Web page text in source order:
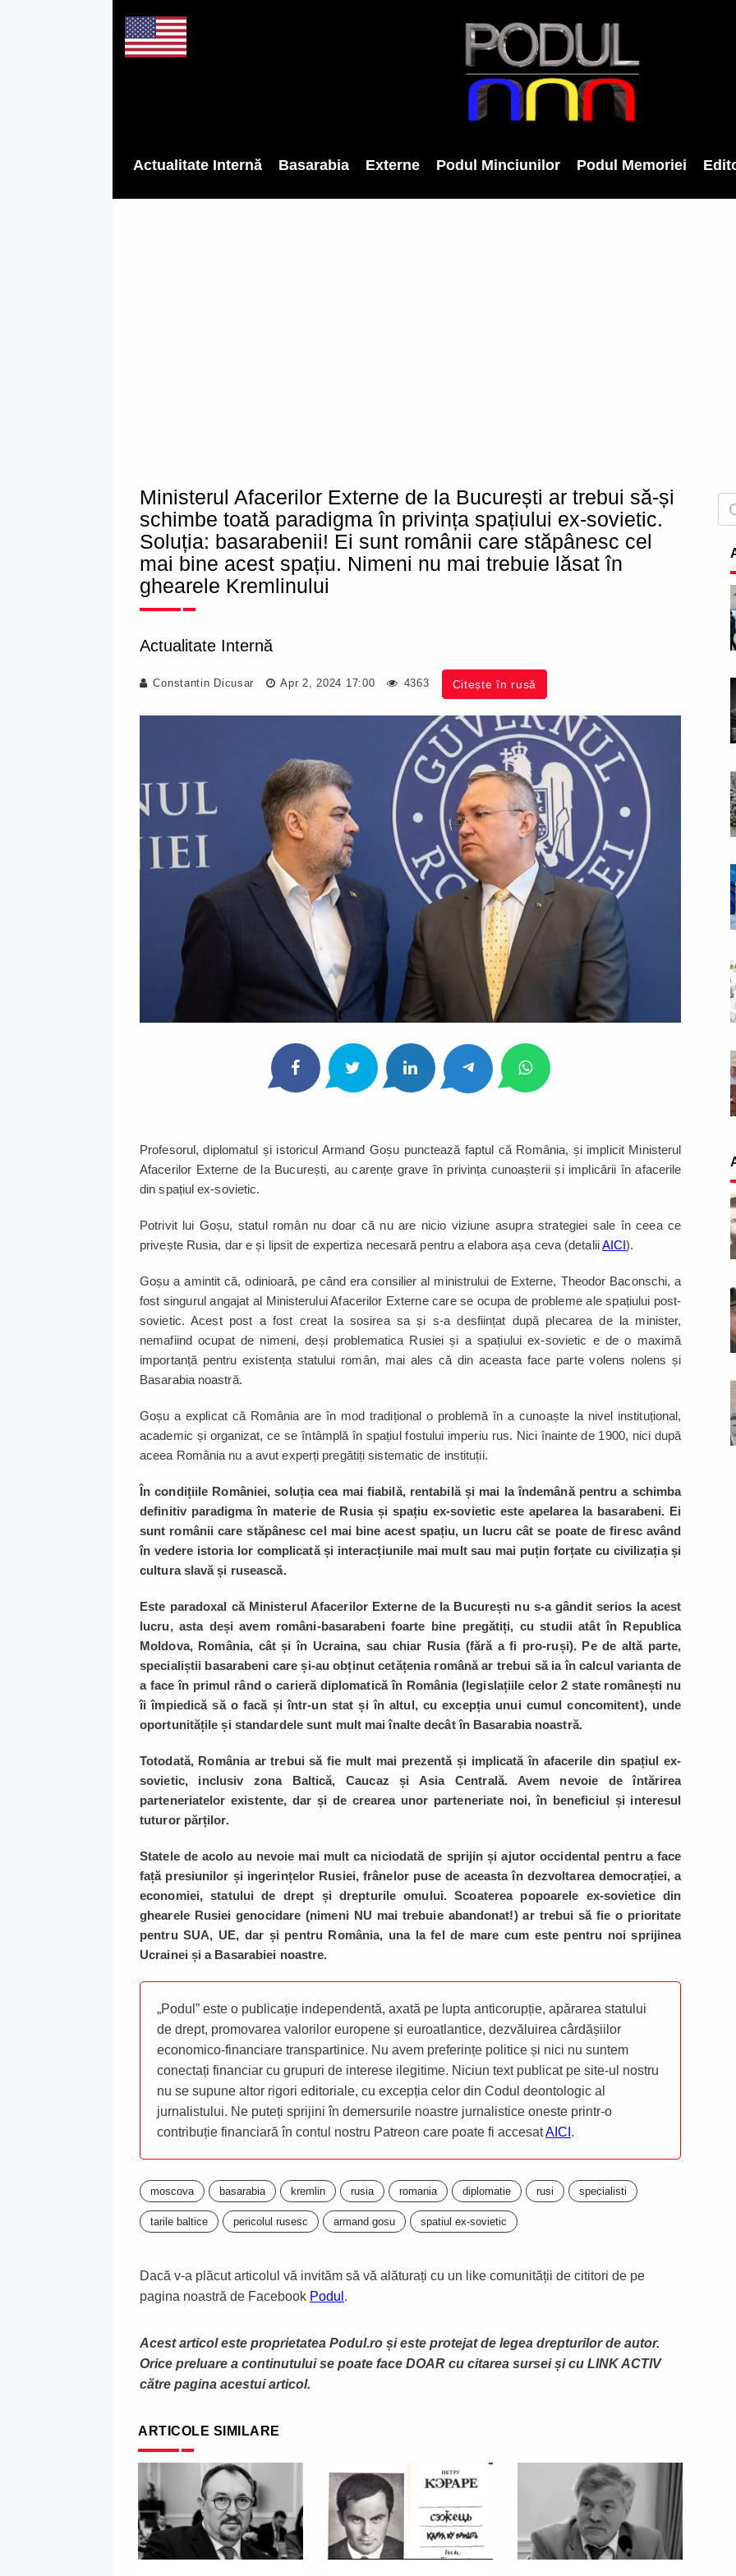
Actualitate Internă Basarabia Externe Podul Minciunilor Podul Memoriei
Ministerul Afacerilor Externe de la București ar trebui să-și
schimbe toată paradigma în privința spațiului ex-sovietic.
Soluția: basarabenii! Ei sunt românii care stăpânesc cel
mai bine acest spațiu. Nimeni nu mai trebuie lăsat în
ghearele Kremlinului
Actualitate Internă
Constantin Dicusar Apr 2, 2024 17:00 4363 Citește în rusă
Profesorul, diplomatul și istoricul Armand Goșu punctează faptul că România, și implicit Ministerul
Afacerilor Externe de la București, au carențe grave în privința cunoașterii și implicării în afacerile
din spațiul ex-sovietic.
Potrivit lui Goșu, statul român nu doar că nu are nicio viziune asupra strategiei sale în ceea ce
privește Rusia, dar e și lipsit de expertiza necesară pentru a elabora așa ceva (detaliiAICI).
Goșu a amintit că, odinioară, pe când era consilier al ministrului de Externe, Theodor Baconschi, a
fost singurul angajat al Ministerului Afacerilor Externe care se ocupa de probleme ale spațiului post-
sovietic. Acest post a fost creat la sosirea sa și s-a desființat după plecarea de la minister,
nemafiind ocupat de nimeni, deși problematica Rusiei și a spațiului ex-sovietic e de o maximă
importanță pentru existența statului român, mai ales că din aceasta face parte volens nolens și
Basarabia noastră.
Goșu a explicat că România are în mod tradițional o problemă în a cunoaște la nivel instituțional,
academic și organizat, ce se întâmplă în spațiul fostului imperiu rus. Nici înainte de 1900, nici după
aceea România nu a avut experți pregătiți sistematic de instituții.
În condițiile României, soluția cea mai fiabilă, rentabilă și mai la îndemână pentru a schimba
definitiv paradigma în materie de Rusia și spațiu ex-sovietic este apelarea la basarabeni. Ei
sunt românii care stăpânesc cel mai bine acest spațiu, un lucru cât se poate de firesc având
în vedere istoria lor complicată și interacțiunile mai mult sau mai puțin forțate cu civilizația și
cultura slavă și rusească.
Este paradoxal că Ministerul Afacerilor Externe de la București nu s-a gândit serios la acest
lucru, asta deși avem români-basarabeni foarte bine pregătiți, cu studii atât în Republica
Moldova, România, cât și în Ucraina, sau chiar Rusia (fără a fi pro-ruși). Pe de altă parte,
specialiștii basarabeni care și-au obținut cetățenia română ar trebui să ia în calcul varianta de
a face în primul rând o carieră diplomatică în România (legislațiile celor 2 state românești nu
îi împiedică să o facă și într-un stat și în altul, cu excepția unui cumul concomitent), unde
oportunitățile și standardele sunt mult mai înalte decât în Basarabia noastră.
Totodată, România ar trebui să fie mult mai prezentă și implicată în afacerile din spațiul ex-
sovietic, inclusiv zona Baltică, Caucaz și Asia Centrală. Avem nevoie de întărirea
parteneriatelor existente, dar și de crearea unor parteneriate noi, în beneficiul și interesul
tuturor părților.
Statele de acolo au nevoie mai mult ca niciodată de sprijin și ajutor occidental pentru a face
față presiunilor și ingerințelor Rusiei, frânelor puse de aceasta în dezvoltarea democrației, a
economiei, statului de drept și drepturile omului. Scoaterea popoarele ex-sovietice din
ghearele Rusiei genocidare (nimeni NU mai trebuie abandonat!) ar trebui să fie o prioritate
pentru SUA, UE, dar și pentru România, una la fel de mare cum este pentru noi sprijinea
Ucrainei și a Basarabiei noastre.
„Podul” este o publicație independentă, axată pe lupta anticorupție, apărarea statului
de drept, promovarea valorilor europene și euroatlantice, dezvăluirea cârdășiilor
economico-financiare transpartinice. Nu avem preferințe politice și nici nu suntem
conectați financiar cu grupuri de interese ilegitime. Niciun text publicat pe site-ul nostru
nu se supune altor rigori editoriale, cu excepția celor din Codul deontologic al
jurnalistului. Ne puteți sprijini în demersurile noastre jurnalistice oneste printr-o
contribuție financiară în contul nostru Patreon care poate fi accesatAICI .
moscova basarabia kremlin rusia romania diplomatie rusi specialisti
tarile baltice pericolul rusesc armand gosu spatiul ex-sovietic
Dacă v-a plăcut articolul vă invităm să vă alăturați cu un like comunității de cititori de pe
pagina noastră de Facebook Podul .
Acest articol este proprietatea Podul.ro și este protejat de legea drepturilor de autor.
Orice preluare a continutului se poate face DOAR cu citarea sursei și cu LINK ACTIV
către pagina acestui articol.
ARTICOLE SIMILARE